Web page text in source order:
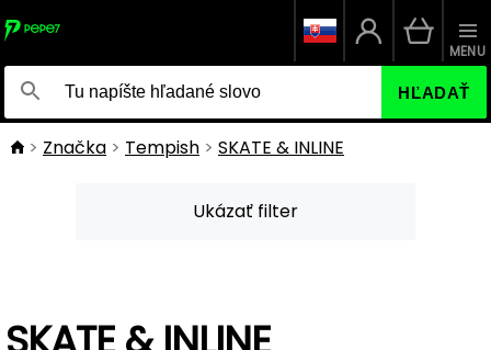
HĽADAŤ
MENU
Značka Tempish SKATE & INLINE
Ukázať filter